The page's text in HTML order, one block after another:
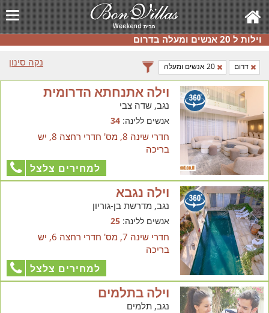
וילות ל 20 אנשים ומעלה בדרום
נקה סינון
דרום 20 אנשים ומעלה
וילה אתנחתא הדרומית
נגב, שדה צבי
אנשים ללינה:34
חדרי שינה 8, מס' חדרי רחצה 8, יש
בריכה
למחירים צלצל
וילה נגבא
נגב, מדרשת בן-גוריון
אנשים ללינה:25
חדרי שינה 7, מס' חדרי רחצה 6, יש
בריכה
למחירים צלצל
וילה בתלמים
נגב, תלמים